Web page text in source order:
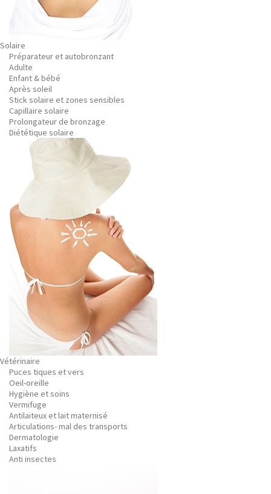
Solaire
Préparateur et autobronzant
Adulte
Enfant & bébé
Après soleil
Stick solaire et zones sensibles
Capillaire solaire
Prolongateur de bronzage
Diététique solaire
Vétérinaire
Puces tiques et vers
Oeil-oreille
Hygiène et soins
Vermifuge
Antilaiteux et lait maternisé
Articulations- mal des transports
Dermatologie
Laxatifs
Anti insectes